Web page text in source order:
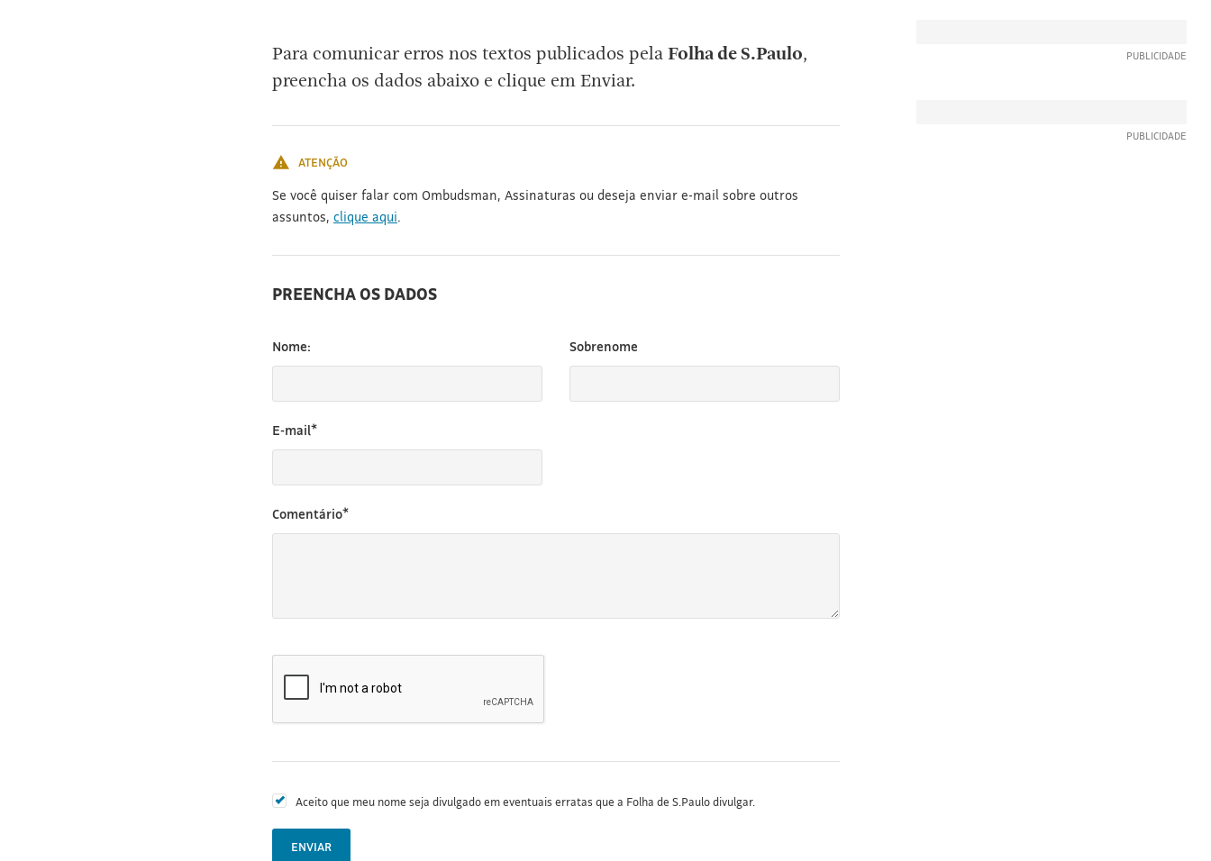
Para comunicar erros nos textos publicados pelaFolha de S.Paulo,
preencha os dados abaixo e clique em Enviar.
ATENÇÃO
Se você quiser falar com Ombudsman, Assinaturas ou deseja enviar e-mail sobre outros
assuntos, clique aqui.
PREENCHA OS DADOS
Nome: Sobrenome
E-mail*
Comentário*
Aceito que meu nome seja divulgado em eventuais erratas que a Folha de S.Paulo divulgar.
ENVIAR